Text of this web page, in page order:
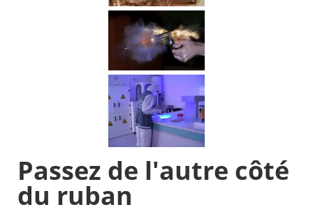
​P​​assez de l'autre côté
du ruban